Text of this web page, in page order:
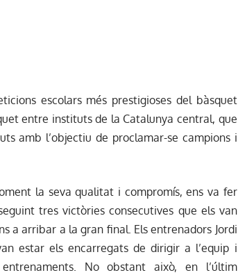
escolars més prestigioses del bàsquet
entre instituts de la Catalunya central, que
amb l’objectiu de proclamar-se campions i
la seva qualitat i compromís, ens va fer
tres victòries consecutives que els van
a arribar a la gran final. Els entrenadors Jordi
estar els encarregats de dirigir a l’equip i
No obstant això, en l’últim